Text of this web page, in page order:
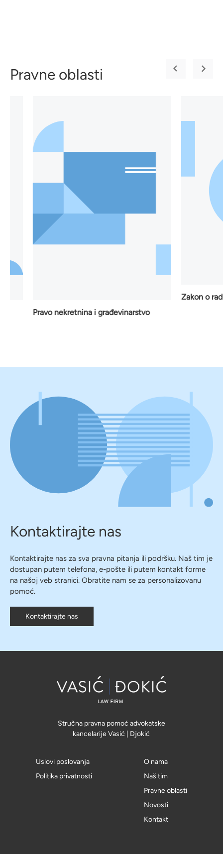
Pravne oblasti
Pravo nekretnina i građevinarstvo
Zakon o radu
Kontaktirajte nas
Kontaktirajte nas za sva pravna pitanja ili podršku. Naš tim je
dostupan putem telefona, e-pošte ili putem kontakt forme
na našoj veb stranici. Obratite nam se za personalizovanu
pomoć.
Kontaktirajte nas
Stručna pravna pomoć advokatske
kancelarije Vasić | Djokić
Uslovi poslovanja
Politika privatnosti
O nama
Naš tim
Pravne oblasti
Novosti
Kontakt